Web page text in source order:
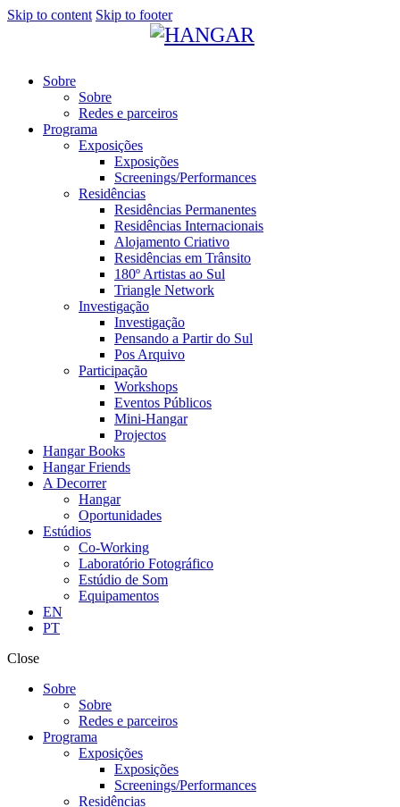
Skip to content Skip to footer
Sobre
Sobre
Redes e parceiros
Programa
Exposições
Exposições
Screenings/Performances
Residências
Residências Permanentes
Residências Internacionais
Alojamento Criativo
Residências em Trânsito
180º Artistas ao Sul
Triangle Network
Investigação
Investigação
Pensando a Partir do Sul
Pos Arquivo
Participação
Workshops
Eventos Públicos
Mini-Hangar
Projectos
Hangar Books
Hangar Friends
A Decorrer
Hangar
Oportunidades
Estúdios
Co-Working
Laboratório Fotográfico
Estúdio de Som
Equipamentos
EN
PT
Close
Sobre
Sobre
Redes e parceiros
Programa
Exposições
Exposições
Screenings/Performances
Residências